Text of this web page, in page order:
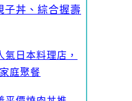
子丼、綜合握壽
氣日本料理店，
庭聚餐